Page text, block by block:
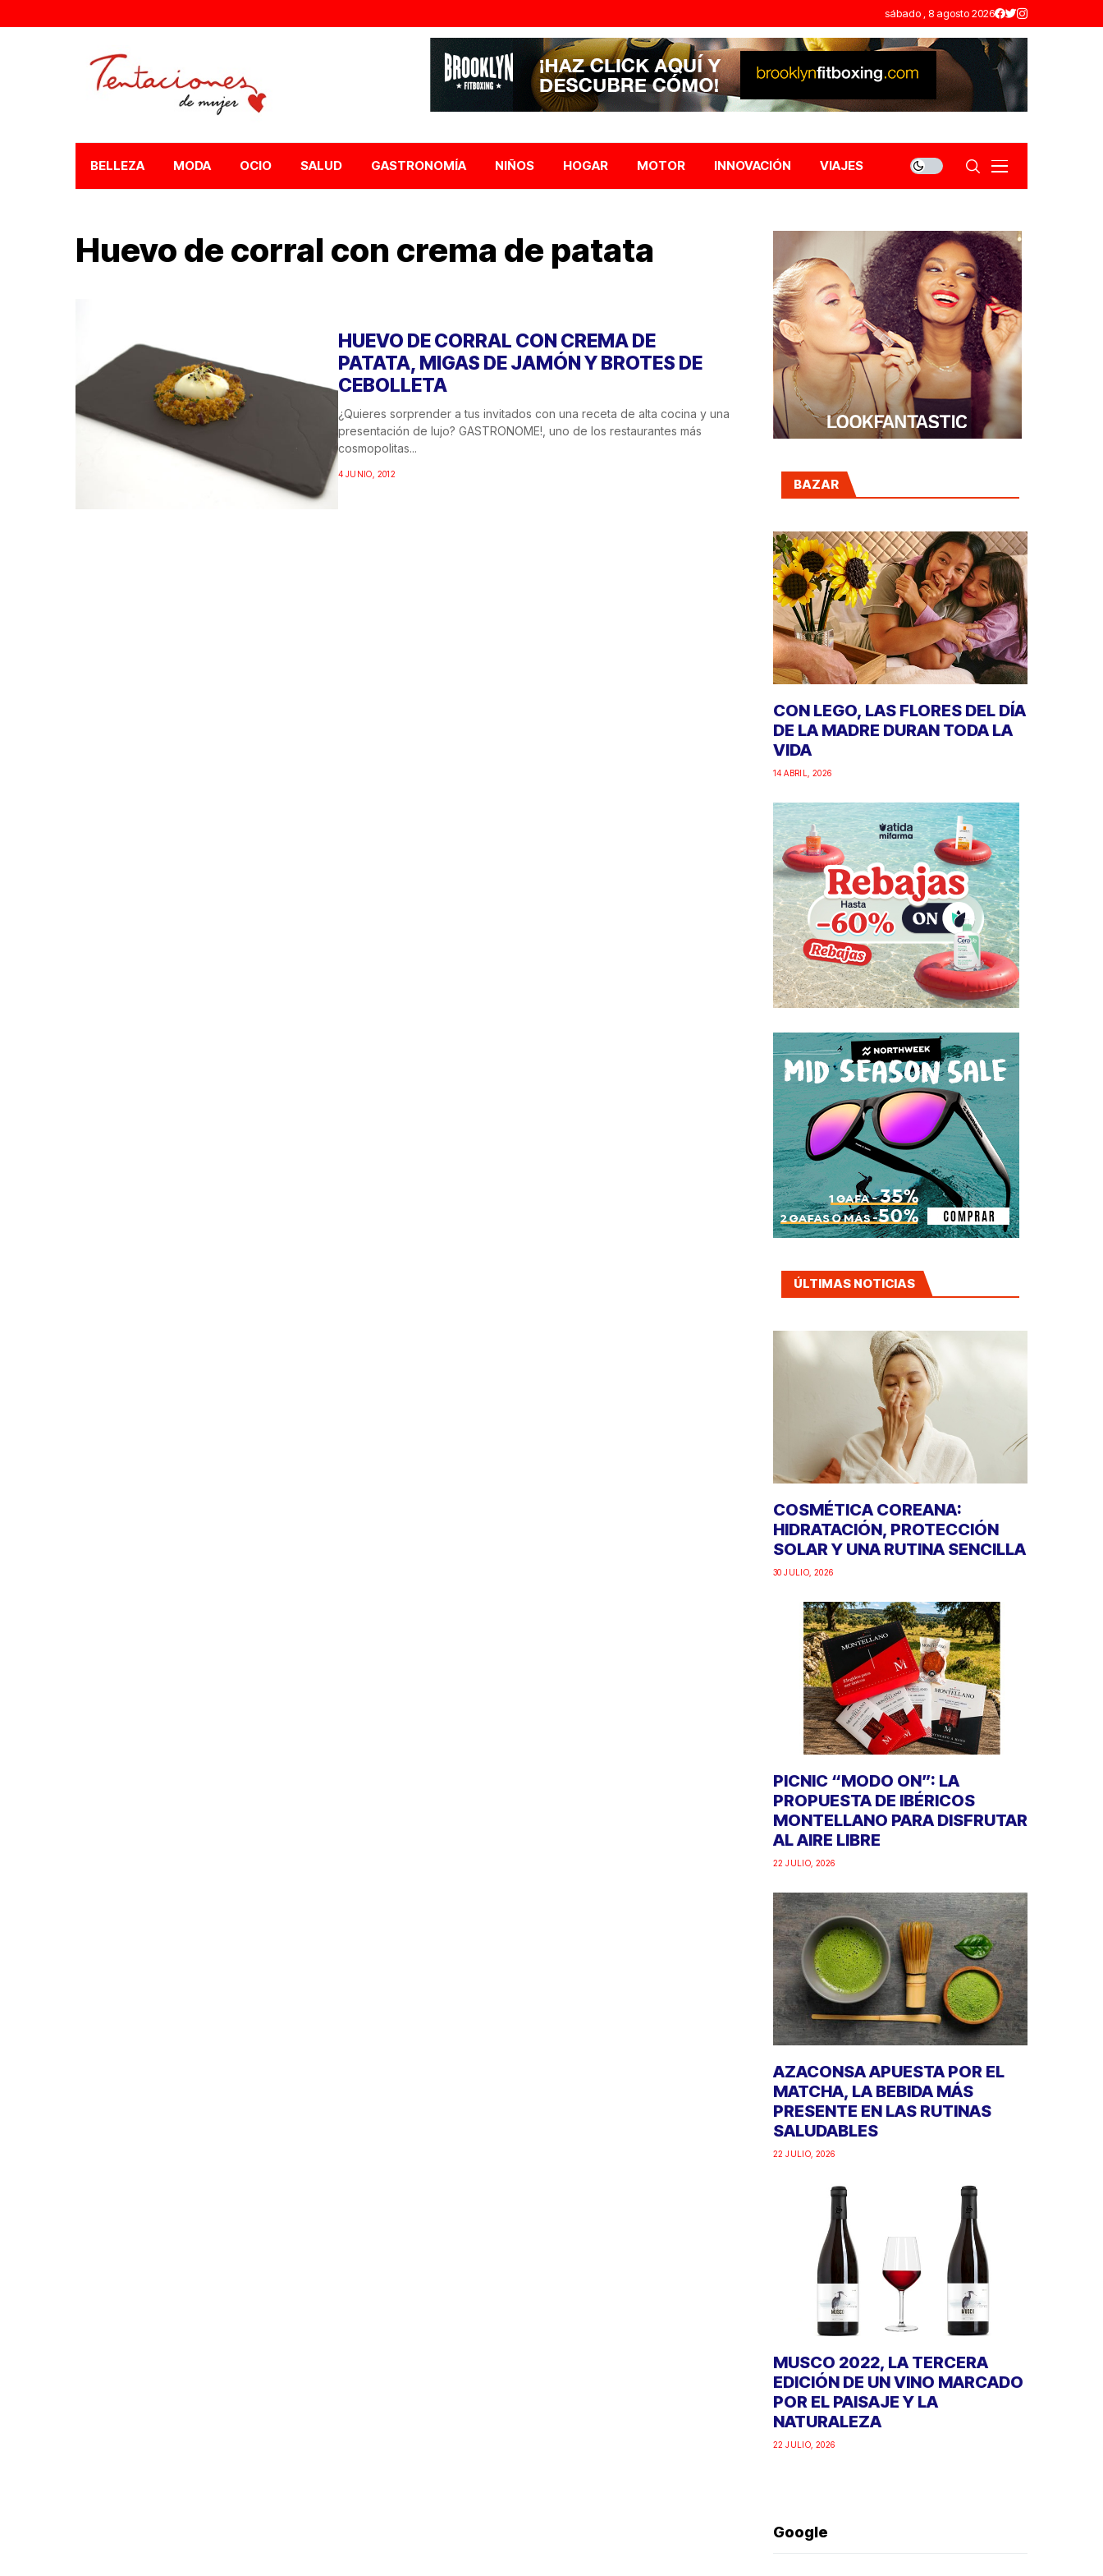
sábado , 8 agosto 2026
BELLEZA MODA OCIO SALUD GASTRONOMÍA NIÑOS HOGAR MOTOR INNOVACIÓN VIAJES
Huevo de corral con crema de patata
HUEVO DE CORRAL CON CREMA DE
PATATA, MIGAS DE JAMÓN Y BROTES DE
CEBOLLETA
¿Quieres sorprender a tus invitados con una receta de alta cocina y una
presentación de lujo? GASTRONOME!, uno de los restaurantes más
cosmopolitas...
4 JUNIO, 2012
BAZAR
CON LEGO, LAS FLORES DEL DÍA
DE LA MADRE DURAN TODA LA
VIDA
14 ABRIL, 2026
ÚLTIMAS NOTICIAS
COSMÉTICA COREANA:
HIDRATACIÓN, PROTECCIÓN
SOLAR Y UNA RUTINA SENCILLA
30 JULIO, 2026
PICNIC “MODO ON”: LA
PROPUESTA DE IBÉRICOS
MONTELLANO PARA DISFRUTAR
AL AIRE LIBRE
22 JULIO, 2026
AZACONSA APUESTA POR EL
MATCHA, LA BEBIDA MÁS
PRESENTE EN LAS RUTINAS
SALUDABLES
22 JULIO, 2026
MUSCO 2022, LA TERCERA
EDICIÓN DE UN VINO MARCADO
POR EL PAISAJE Y LA
NATURALEZA
22 JULIO, 2026
Google